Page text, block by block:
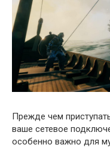
Прежде чем
ваше сетевое
особенно важно для